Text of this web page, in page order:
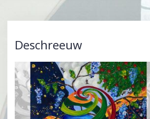
Deschreeuw